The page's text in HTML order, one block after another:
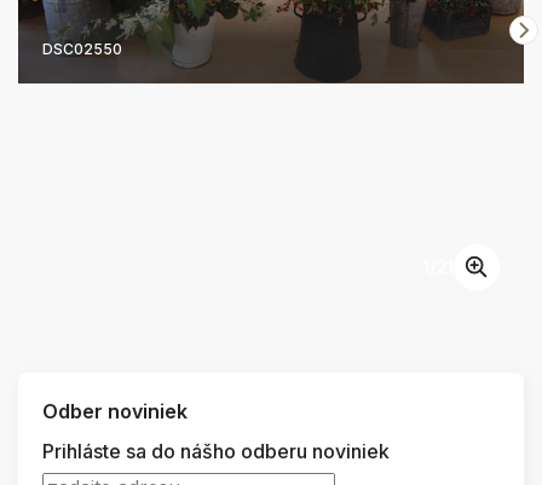
DSC02550
Odber noviniek
Prihláste sa do nášho odberu noviniek